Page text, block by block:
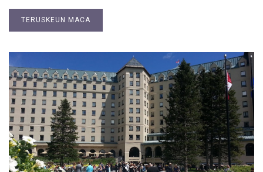
TERUSKEUN MACA